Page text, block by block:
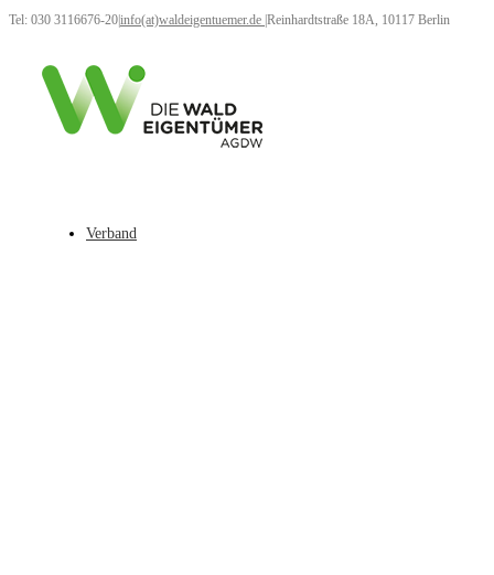
Tel: 030 3116676-20info(at)waldeigentuemer.de Reinhardtstraße 18A, 10117 Berlin
Verband